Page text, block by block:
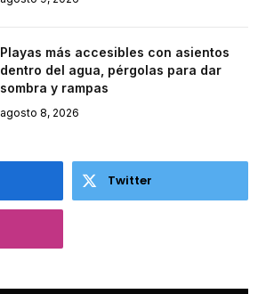
Playas más accesibles con asientos
dentro del agua, pérgolas para dar
sombra y rampas
agosto 8, 2026
Twitter